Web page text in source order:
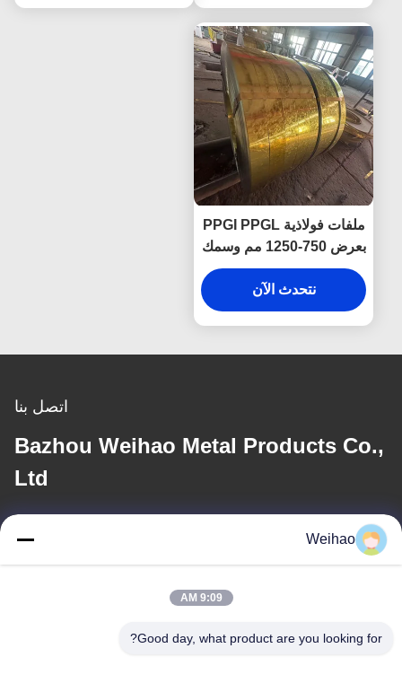
ملفات فولاذية PPGI PPGL
بعرض 750-1250 مم وسمك
0.4 مم 0.5 مم مع خدمة
القطع
نتحدث الآن
اتصل بنا
Bazhou Weihao Metal Products Co.,
Ltd
408690175@qq.com
Weihao
9:09 AM
Good day, what product are you looking for?